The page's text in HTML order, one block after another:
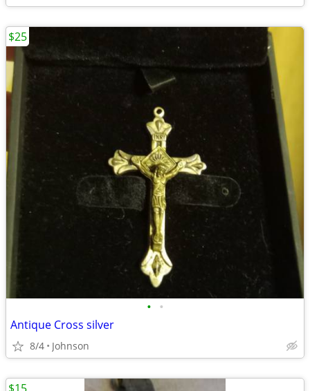
• •
Antique Cross silver
8/4 Johnson
$25